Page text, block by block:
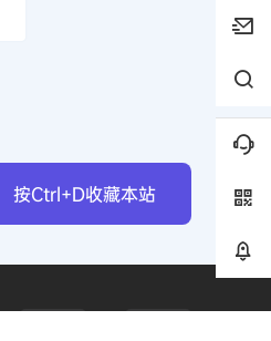
按Ctrl+D收藏本站